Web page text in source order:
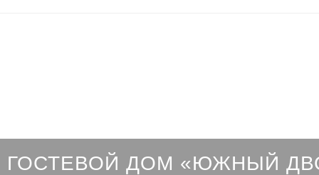
ГОСТЕВОЙ ДОМ «ЮЖНЫЙ